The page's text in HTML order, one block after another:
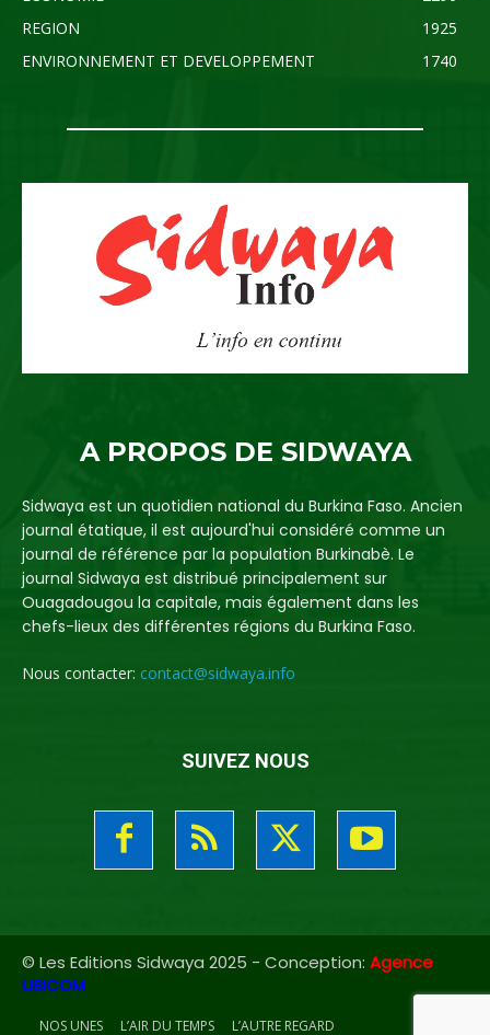
REGION
1925
ENVIRONNEMENT ET DEVELOPPEMENT
1740
A PROPOS DE SIDWAYA
Sidwaya est un quotidien national du Burkina Faso. Ancien
journal étatique, il est aujourd'hui considéré comme un
journal de référence par la population Burkinabè. Le
journal Sidwaya est distribué principalement sur
Ouagadougou la capitale, mais également dans les
chefs-lieux des différentes régions du Burkina Faso.
Nous contacter: contact@sidwaya.info
SUIVEZ NOUS
© Les Editions Sidwaya 2025 - Conception: Agence
UBICOM
NOS UNES L’AIR DU TEMPS L’AUTRE REGARD